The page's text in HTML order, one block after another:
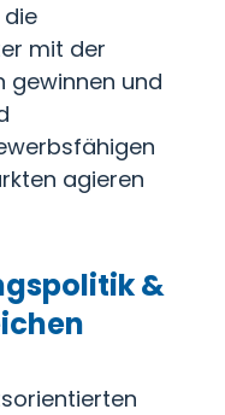
mit der
gewinnen und
agieren
&